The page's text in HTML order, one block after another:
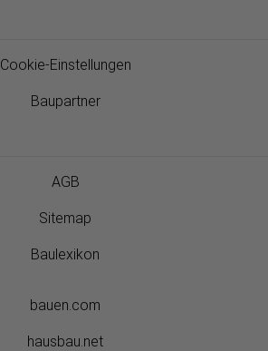
Cookie-Einstellungen
Baupartner
AGB
Sitemap
Baulexikon
bauen.com
hausbau.net